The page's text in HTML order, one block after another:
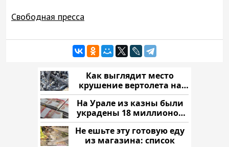
Свободная пресса
Как выглядит место
крушение вертолета на
Кавказе: смотреть
На Урале из казны были
украдены 18 миллионов
рублей
Не ешьте эту готовую еду
из магазина: список